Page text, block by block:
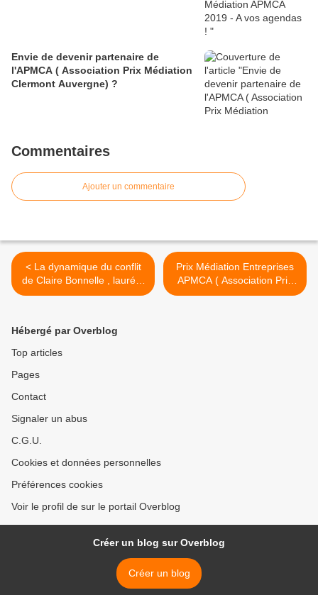
Envie de devenir partenaire de
l'APMCA ( Association Prix Médiation
Clermont Auvergne) ?
Commentaires
Ajouter un commentaire
< La dynamique du conflit
de Claire Bonnelle , lauréat
2017 du Prix du Livre en
Prix Médiation Entreprises
APMCA ( Association Prix
Médiation Clermont
Hébergé par Overblog
Top articles
Pages
Contact
Signaler un abus
C.G.U.
Cookies et données personnelles
Préférences cookies
Voir le profil de sur le portail Overblog
Créer un blog sur Overblog
Créer un blog